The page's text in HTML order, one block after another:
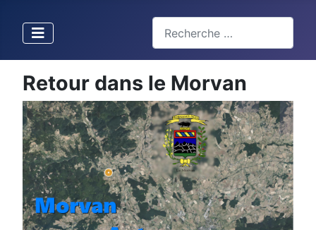
Type 2 or more characters for
Retour dans le Morvan